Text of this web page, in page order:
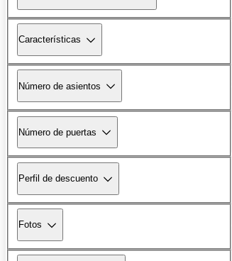
Características
Número de asientos
Número de puertas
Perfil de descuento
Fotos